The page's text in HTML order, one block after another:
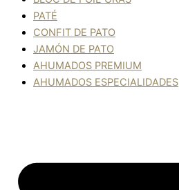
PATÉ
CONFIT DE PATO
JAMÓN DE PATO
AHUMADOS PREMIUM
AHUMADOS ESPECIALIDADES